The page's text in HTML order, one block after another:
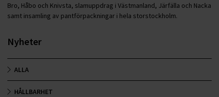
Bro, Håbo och Knivsta, slamuppdrag i Västmanland, Järfälla och Nacka
samt insamling av pantförpackningar i hela storstockholm.
Nyheter
ALLA
HÅLLBARHET